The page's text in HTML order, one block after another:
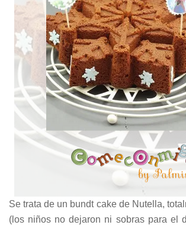
Se trata de un bundt cake de Nutella,
(los niños no dejaron ni sobras para el